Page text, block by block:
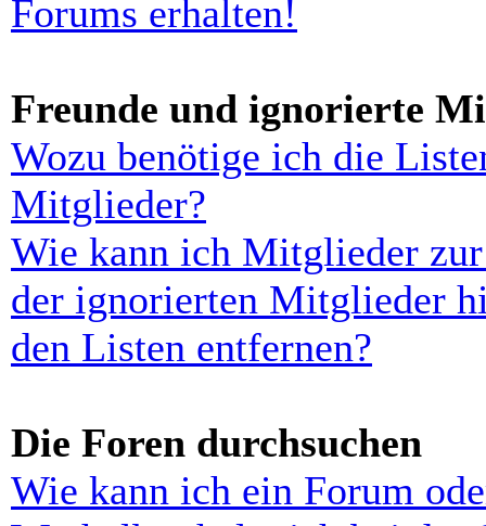
Forums erhalten!
Freunde und ignorierte
Wozu benötige ich die
Mitglieder?
Wie kann ich Mitglieder
der ignorierten Mitglieder
den Listen entfernen?
Die Foren durchsuchen
Wie kann ich ein Forum